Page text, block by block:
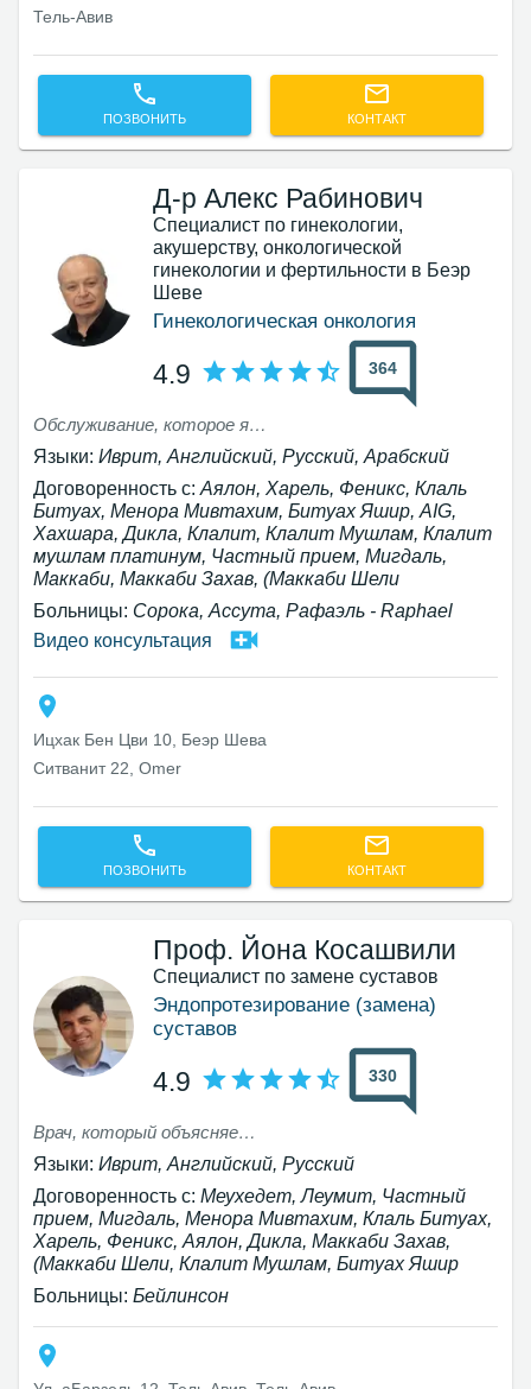
Тель-Авив‎
ПОЗВОНИТЬ КОНТАКТ
Д-р Алекс Рабинович
Специалист по гинекологии,
акушерству, онкологической
гинекологии и фертильности в Беэр
Шеве
Гинекологическая онкология
4.9 364
Обслуживание, которое я получил от доктора Алекса, было очень вежливым и профессиональным. Я очень доволен его диагнозом и лечением...
Языки: Иврит, Английский, Русский, Арабский
Договоренность с: Аялон, Харель, Феникс, Клаль
Битуах, Менора Мивтахим, Битуах Яшир, AIG,
Хахшара, Дикла, Клалит, Клалит Мушлам, Клалит
мушлам платинум, Частный прием, Мигдаль,
Маккаби, Маккаби Захав, (Маккаби Шели
Больницы: Сорока, Ассута, Рафаэль - Raphael
Видео консультация
Ицхак Бен Цви 10, Беэр Шева
Ситванит 22, Omer
ПОЗВОНИТЬ КОНТАКТ
Проф. Йона Косашвили
Специалист по замене суставов
Эндопротезирование (замена)
суставов
4.9 330
Врач, который объясняет и отвечает на вопросы. Доступен для пациентов. И самое главное - добивается хороших результатов.
Языки: Иврит, Английский, Русский
Договоренность с: Меухедет, Леумит, Частный
прием, Мигдаль, Менора Мивтахим, Клаль Битуах,
Харель, Феникс, Аялон, Дикла, Маккаби Захав,
(Маккаби Шели, Клалит Мушлам, Битуах Яшир
Больницы: Бейлинсон